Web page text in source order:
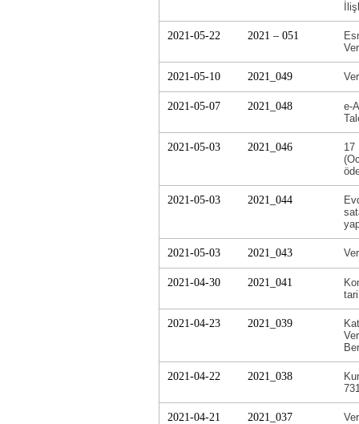
2021-05-22 2021 – 051
2021-05-10 2021_049
2021-05-07 2021_048
e-
2021-05-03 2021_046
17
2021-05-03 2021_044
2021-05-03 2021_043
2021-04-30 2021_041
2021-04-23 2021_039
2021-04-22 2021_038
2021-04-21 2021_037